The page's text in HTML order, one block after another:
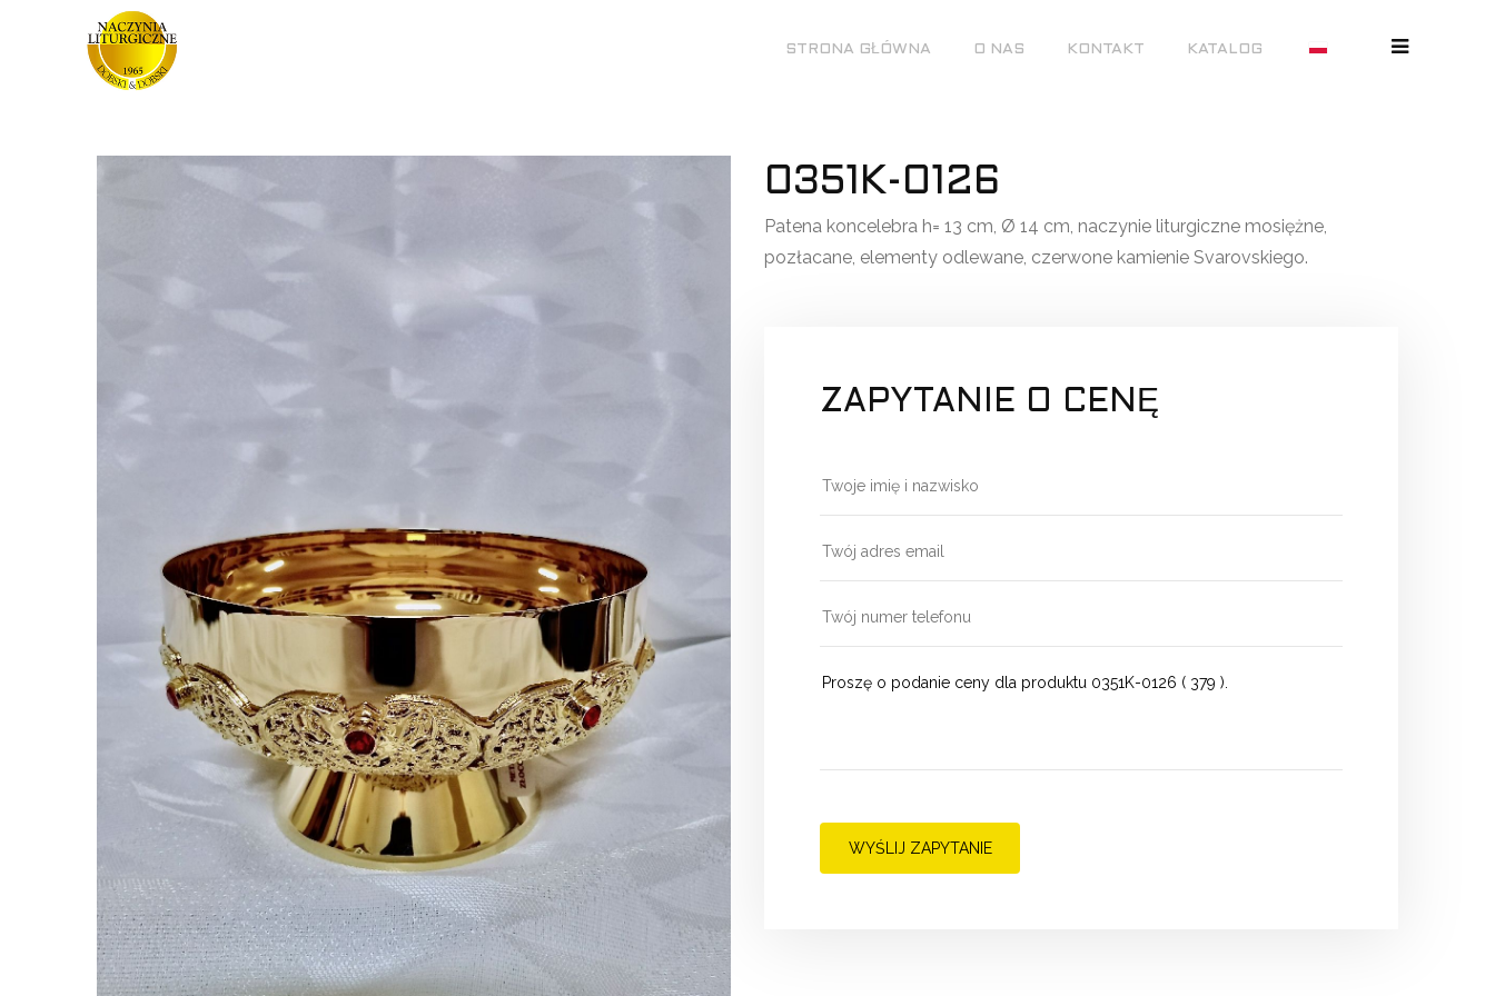
STRONA GŁÓWNA O NAS KONTAKT KATALOG
0351K-0126
Patena koncelebra h= 13 cm, Ø 14 cm, naczynie liturgiczne mosiężne,
pozłacane, elementy odlewane, czerwone kamienie Svarovskiego.
ZAPYTANIE O CENĘ
WYŚLIJ ZAPYTANIE